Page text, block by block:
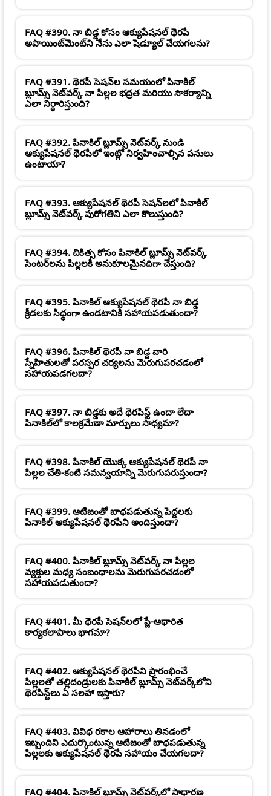
FAQ #390. నా బిడ్డ కోసం ఆక్యుపేషనల్ థెరపీ
అపాయింట్‌మెంట్‌ని నేను ఎలా షెడ్యూల్ చేయగలను?
FAQ #391. థెరపీ సెషన్‌ల సమయంలో పినాకిల్
బ్లూమ్స్ నెట్‌వర్క్ నా పిల్లల భద్రత మరియు సౌకర్యాన్ని
ఎలా నిర్ధారిస్తుంది?
FAQ #392. పినాకిల్ బ్లూమ్స్ నెట్‌వర్క్ నుండి
ఆక్యుపేషనల్ థెరపీలో ఇంట్లో నిర్వహించాల్సిన పనులు
ఉంటాయా?
FAQ #393. ఆక్యుపేషనల్ థెరపీ సెషన్‌లలో పినాకిల్
బ్లూమ్స్ నెట్‌వర్క్ పురోగతిని ఎలా కొలుస్తుంది?
FAQ #394. చికిత్స కోసం పినాకిల్ బ్లూమ్స్ నెట్‌వర్క్
సెంటర్‌లను పిల్లలకి అనుకూలమైనదిగా చేస్తుంది?
FAQ #395. పినాకిల్ ఆక్యుపేషనల్ థెరపీ నా బిడ్డ
క్రీడలకు సిద్ధంగా ఉండటానికి సహాయపడుతుందా?
FAQ #396. పినాకిల్ థెరపీ నా బిడ్డ వారి
స్నేహితులతో పరస్పర చర్యలను మెరుగుపరచడంలో
సహాయపడగలదా?
FAQ #397. నా బిడ్డకు అదే థెరపిస్ట్ ఉందా లేదా
పినాకిల్‌లో కాలక్రమేణా మార్పులు సాధ్యమా?
FAQ #398. పినాకిల్ యొక్క ఆక్యుపేషనల్ థెరపీ నా
పిల్లల చేతి-కంటి సమన్వయాన్ని మెరుగుపరుస్తుందా?
FAQ #399. ఆటిజంతో బాధపడుతున్న పెద్దలకు
పినాకిల్ ఆక్యుపేషనల్ థెరపీని అందిస్తుందా?
FAQ #400. పినాకిల్ బ్లూమ్స్ నెట్‌వర్క్ నా పిల్లల
వ్యక్తుల మధ్య సంబంధాలను మెరుగుపరచడంలో
సహాయపడుతుందా?
FAQ #401. మీ థెరపీ సెషన్‌లలో ప్లే-ఆధారిత
కార్యకలాపాలు భాగమా?
FAQ #402. ఆక్యుపేషనల్ థెరపీని ప్రారంభించే
పిల్లలతో తల్లిదండ్రులకు పినాకిల్ బ్లూమ్స్ నెట్‌వర్క్‌లోని
థెరపిస్ట్‌లు ఏ సలహా ఇస్తారు?
FAQ #403. వివిధ రకాల ఆహారాలు తినడంలో
ఇబ్బందిని ఎదుర్కొంటున్న ఆటిజంతో బాధపడుతున్న
పిల్లలకు ఆక్యుపేషనల్ థెరపీ సహాయం చేయగలదా?
FAQ #404. పినాకిల్ బ్లూమ్స్ నెట్‌వర్క్‌లో సాధారణ